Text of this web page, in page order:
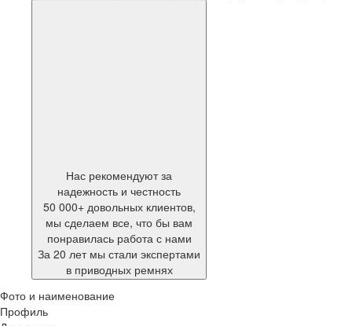
Нас рекомендуют за
надежность и честность
50 000+ довольных клиентов,
мы сделаем все, что бы вам
понравилась работа с нами
За 20 лет мы стали экспертами
в приводных ремнях
Фото и наименование
Профиль